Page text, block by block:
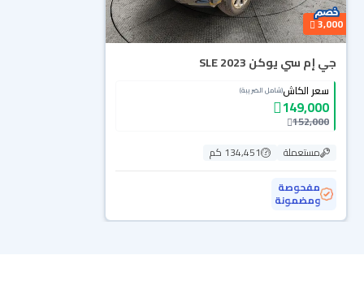
3,000
جي إم سي يوكن SLE 2023
سعر الكاش(شامل الضريبة)
149,000
152,000
مستعملة
134,451 كم
مفحوصة
ومضمونة